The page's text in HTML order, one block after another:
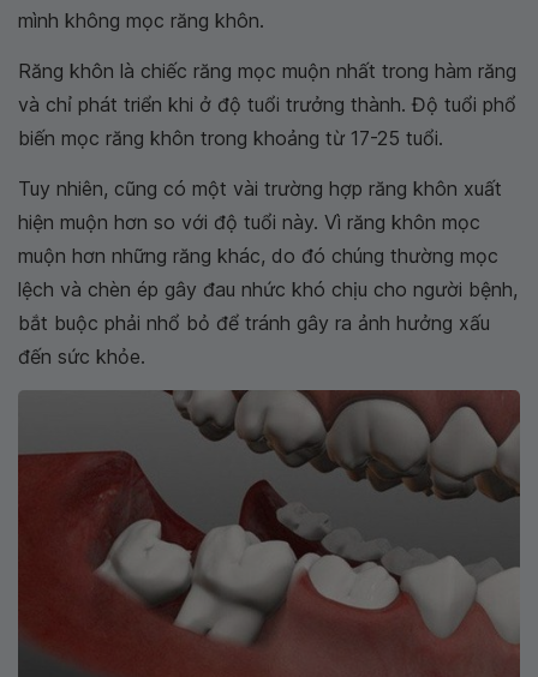
mình không mọc răng khôn.
Răng khôn là chiếc răng mọc muộn nhất trong hàm răng
và chỉ phát triển khi ở độ tuổi trưởng thành. Độ tuổi phổ
biến mọc răng khôn trong khoảng từ 17-25 tuổi.
Tuy nhiên, cũng có một vài trường hợp răng khôn xuất
hiện muộn hơn so với độ tuổi này. Vì răng khôn mọc
muộn hơn những răng khác, do đó chúng thường mọc
lệch và chèn ép gây đau nhức khó chịu cho người bệnh,
bắt buộc phải nhổ bỏ để tránh gây ra ảnh hưởng xấu
đến sức khỏe.